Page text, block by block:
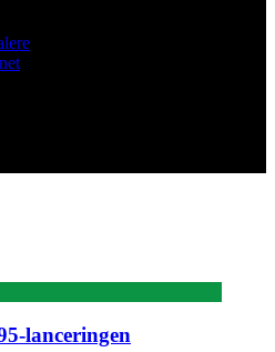
lanceringen